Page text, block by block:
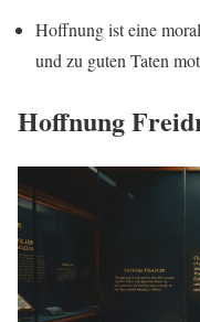
Hoffnung ist eine
und zu guten Taten
Hoffnung